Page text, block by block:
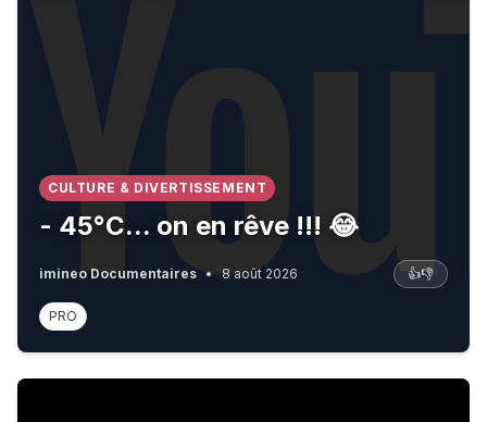
CULTURE & DIVERTISSEMENT
- 45°C... on en rêve !!! 😂
imineo Documentaires • 8 août 2026 👍👎
PRO
Inside one of the most dangerous countries on Earth